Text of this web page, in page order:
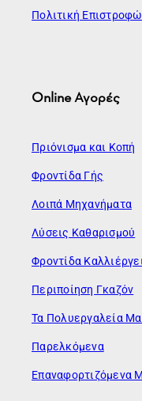
Πολιτική
Online Αγορές
Πριόνισμα και Κοπή
Φροντίδα Γής
Λοιπά Μηχανήματα
Λύσεις Καθαρισμού
Φροντίδα
Περιποίηση Γκαζόν
Τα Πολυεργαλεία
Παρελκόμενα
Επαναφορτιζόμενα